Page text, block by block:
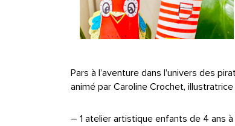
Pars à l’aventure dans l’univers des
animé par Caroline Crochet,
– 1 atelier artistique enfants de 4 ans